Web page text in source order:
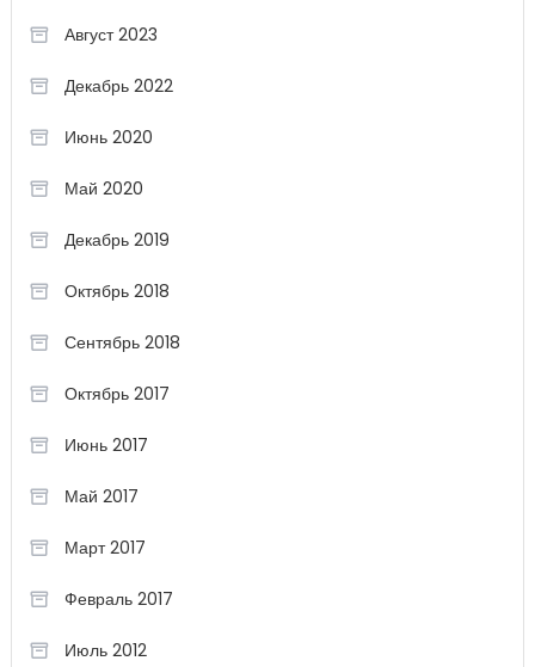
Август 2023
Декабрь 2022
Июнь 2020
Май 2020
Декабрь 2019
Октябрь 2018
Сентябрь 2018
Октябрь 2017
Июнь 2017
Май 2017
Март 2017
Февраль 2017
Июль 2012